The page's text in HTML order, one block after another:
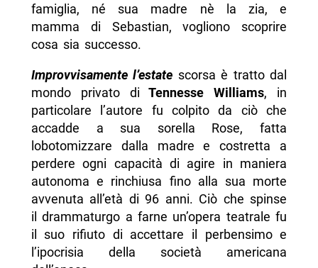
famiglia, né sua madre nè la zia, e
mamma di Sebastian, vogliono scoprire
cosa sia successo.
Improvvisamente l’estate scorsa è tratto dal
mondo privato di Tennesse Williams, in
particolare l’autore fu colpito da ciò che
accadde a sua sorella Rose, fatta
lobotomizzare dalla madre e costretta a
perdere ogni capacità di agire in maniera
autonoma e rinchiusa fino alla sua morte
avvenuta all’età di 96 anni. Ciò che spinse
il drammaturgo a farne un’opera teatrale fu
il suo rifiuto di accettare il perbensimo e
l’ipocrisia della società americana